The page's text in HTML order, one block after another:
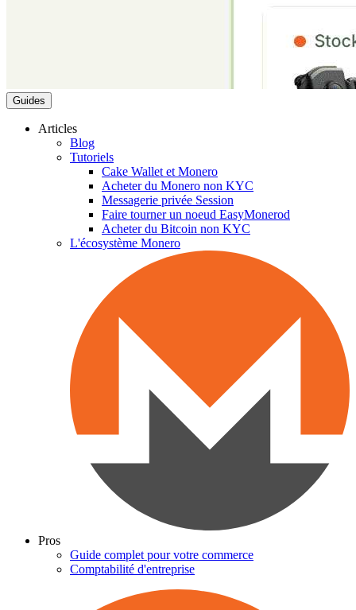
Guides
Articles
Blog
Tutoriels
Cake Wallet et Monero
Acheter du Monero non KYC
Messagerie privée Session
Faire tourner un noeud EasyMonerod
Acheter du Bitcoin non KYC
L'écosystème Monero
Pros
Guide complet pour votre commerce
Comptabilité d'entreprise